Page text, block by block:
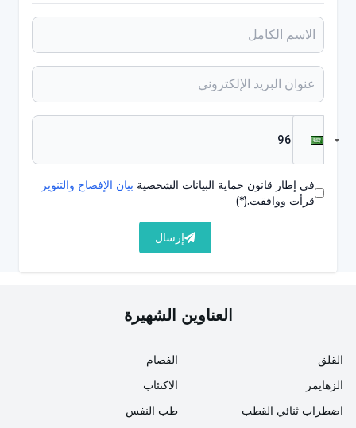
4- فيتامين ب 12 يعطي الطاقة
هذا اعتقاد خاطئ. من المهم للغاية الحصول على ما يكفي
فالقليل منه يمكن أن يسبب الألم في أطرافك وفقر الدم
وفقدان الذاكرة والدوار والوخز في الجسم.
ولكن هناك القليل من الأدلة على أن تناوله يجعلك أكثر لياقة
أو يمنحك المزيد من الطاقة.
غذائي يتضمن اللحوم أو الأسماك أو منتجات الألبان.
5- ما الفيتامين الذي يساعدك في الحفاظ على صحة
عظامك؟
في إطار قانون حماية البيانات الشخصية بيان الإفصاح والتنوير
قرأت ووافقت.(*)
إرسال
العناوين الشهيرة
القلق
الزهايمر
اضطراب ثنائي القطب
الفصام
الاكتئاب
طب النفس